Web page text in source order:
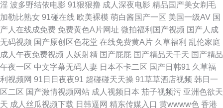
91福利社 久热中文 含羞草91 欧美色图网站名称 熟女福利资源库 日本情色2
区3区 男人天堂ww 国伦精伦品 www午夜av 91软件网战试看 91综合娱乐在
线 www五月天久久 韩国熟女视频 老司机色导航 人妖色情社区 亚州成人在线
淫 波多野结依电影 91狠狠撸 成人深夜电影 精品国产美女剃毛
加勒比熟女 91碰在线 欧美裸模 萌白酱国产一区 美国一级AV 国
产人在线成免费 免费黄色A片网址 微拍福利国产视频 国产人成
无码视频 国产原创区色花堂 在线免费黄A片 久草福利 乱伦家庭
成人午夜免费视频 人妖射精 国产屁屁 国产精品天干天 国产精品
午夜一区 中文字幕无码人妻 日本不卡二区 国产日韩91 久草福
利视频网 91日日夜夜91 超碰碰天天操 91草草酒店视频 韩日一
区二区 国产激情视频网站 成人视频日本 茄子视频污 亚洲色欲天
天 成人丝瓜视频下载 日韩逼网 精东传媒入口 黄wwww色 香港